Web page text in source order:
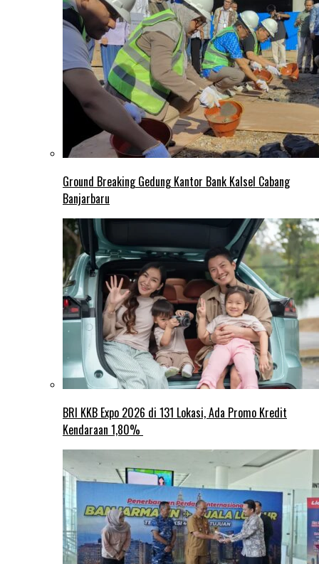
Ground Breaking Gedung Kantor Bank Kalsel Cabang
Banjarbaru
BRI KKB Expo 2026 di 131 Lokasi, Ada Promo Kredit
Kendaraan 1,80%